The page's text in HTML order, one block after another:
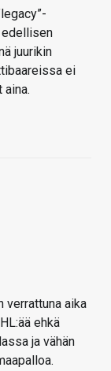
juurikin
ei
verrattuna aika
ehkä
ja vähän